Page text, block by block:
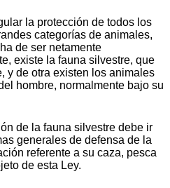
la protección de todos los
categorías de animales,
de ser netamente
existe la fauna silvestre, que
y de otra existen los animales
hombre, normalmente bajo su
de la fauna silvestre debe ir
generales de defensa de la
referente a su caza, pesca
de esta Ley.